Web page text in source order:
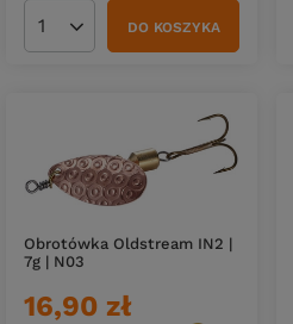
Ilość produktówDO KOSZYKA
Obrotówka Oldstream IN2 |
7g | N03
16,90 zł